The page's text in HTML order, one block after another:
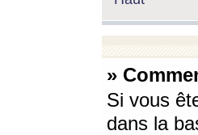
»
Si vous
dans la